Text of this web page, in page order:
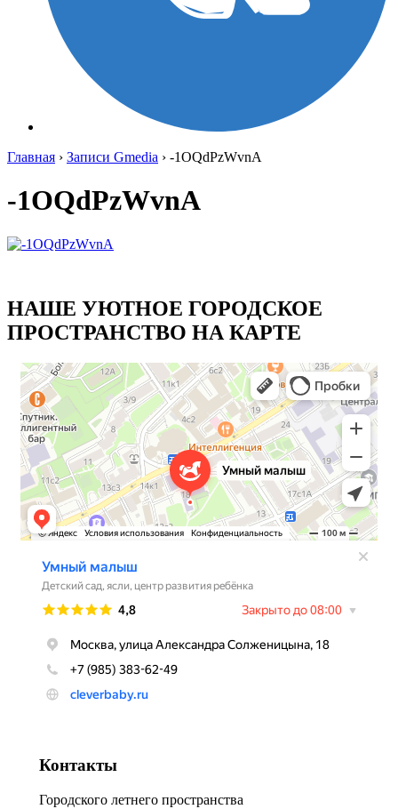
Главная › Записи Gmedia › -1OQdPzWvnA
-1OQdPzWvnA
НАШЕ УЮТНОЕ ГОРОДСКОЕ
ПРОСТРАНСТВО НА КАРТЕ
Контакты
Городского летнего пространства